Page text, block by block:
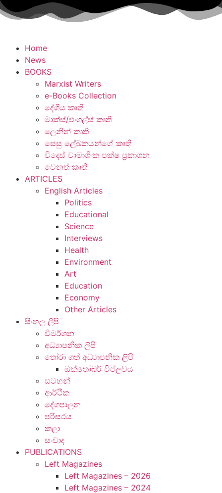
Home
News
BOOKS
Marxist Writers
e-Books Collection
දේශීය කෘති
මාක්ස්/එංගල්ස් කෘති
ලෙනින් කෘති
සෙසු ලේඛකයන්ගේ කෘති
විදෙස් වාමාශිංක පක්ෂ ප්‍රකාශන
වෙනත් කෘති
ARTICLES
English Articles
Politics
Educational
Science
Interviews
Health
Environment
Art
Education
Economy
Other Articles
සිංහල ලිපි
විමර්ශන
අධ්‍යාපනික ලිපි
තෝරා ගත් අධ්‍යාපනික ලිපි
ඔක්තෝබර් විප්ලවය
සටහන්
ආර්ථික
දේශපාලන
පරිසරය
කලා
සංවාද
PUBLICATIONS
Left Magazines
Left Magazines – 2026
Left Magazines – 2024